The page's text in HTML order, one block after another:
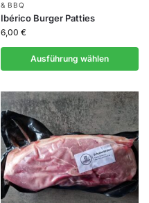
& BBQ
Ibérico Burger Patties
6,00 €
Ausführung wählen